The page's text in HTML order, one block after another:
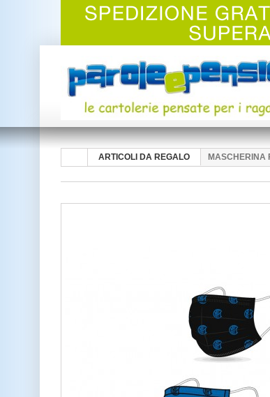
ARTICOLI DA REGALO MASCHERINA